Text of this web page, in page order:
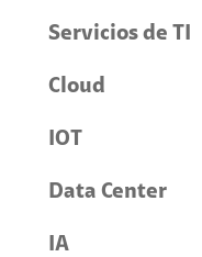
Servicios de TI
Cloud
IOT
Data Center
IA